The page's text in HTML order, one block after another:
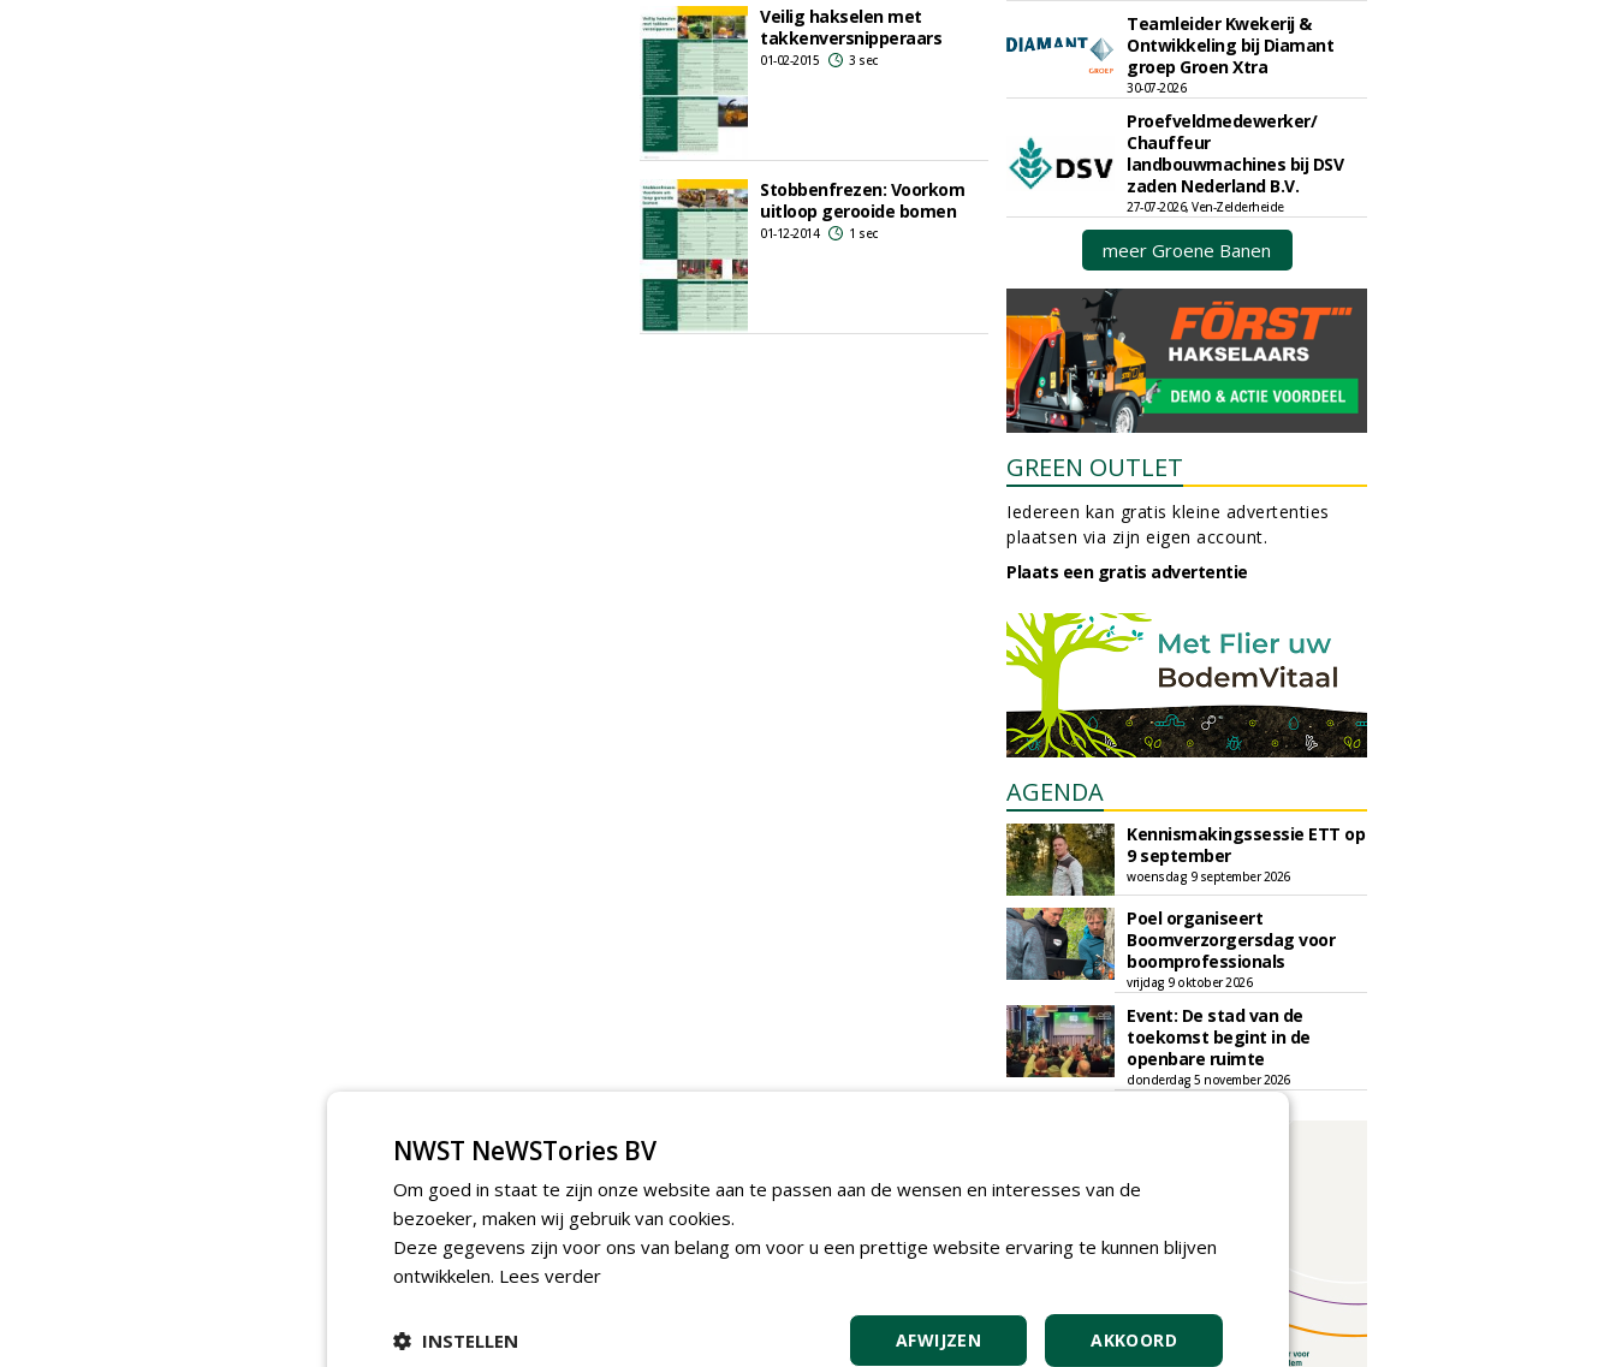
Veilig hakselen met
takkenversnipperaars
01-02-2015 3 sec
Stobbenfrezen: Voorkom
uitloop gerooide bomen
01-12-2014 1 sec
Teamleider Kwekerij &
Ontwikkeling bij Diamant
groep Groen Xtra
30-07-2026
Proefveldmedewerker/
Chauffeur
landbouwmachines bij DSV
zaden Nederland B.V.
27-07-2026, Ven-Zelderheide
meer Groene Banen
GREEN OUTLET
Iedereen kan gratis kleine advertenties
plaatsen via zijn eigen account.
Plaats een gratis advertentie
AGENDA
Kennismakingssessie ETT op
9 september
woensdag 9 september 2026
Poel organiseert
Boomverzorgersdag voor
boomprofessionals
vrijdag 9 oktober 2026
Event: De stad van de
toekomst begint in de
openbare ruimte
donderdag 5 november 2026
NWST NeWSTories BV
Om goed in staat te zijn onze website aan te passen aan de wensen en interesses van de
bezoeker, maken wij gebruik van cookies.
Deze gegevens zijn voor ons van belang om voor u een prettige website ervaring te kunnen blijven
ontwikkelen. Lees verder
AKKOORD
AFWIJZEN
INSTELLEN